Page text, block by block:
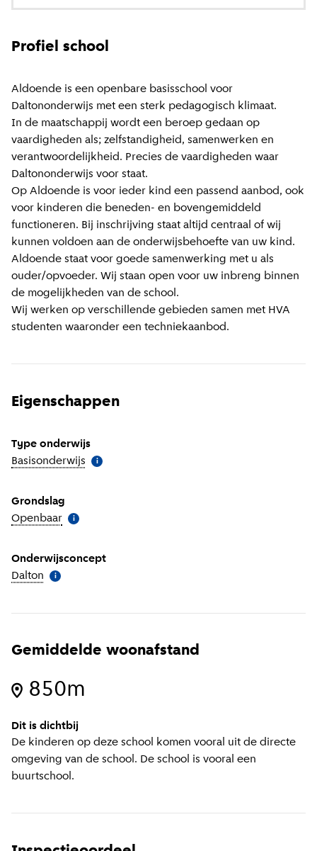
Profiel school
Aldoende is een openbare basisschool voor
Daltononderwijs met een sterk pedagogisch klimaat.
In de maatschappij wordt een beroep gedaan op
vaardigheden als; zelfstandigheid, samenwerken en
verantwoordelijkheid. Precies de vaardigheden waar
Daltononderwijs voor staat.
Op Aldoende is voor ieder kind een passend aanbod, ook
voor kinderen die beneden- en bovengemiddeld
functioneren. Bij inschrijving staat altijd centraal of wij
kunnen voldoen aan de onderwijsbehoefte van uw kind.
Aldoende staat voor goede samenwerking met u als
ouder/opvoeder. Wij staan open voor uw inbreng binnen
de mogelijkheden van de school.
Wij werken op verschillende gebieden samen met HVA
studenten waaronder een techniekaanbod.
Eigenschappen
Type onderwijs
Basisonderwijs Meer informatie
i
Grondslag
Openbaar Meer informatie
i
Onderwijsconcept
Dalton Meer informatie
i
Gemiddelde woonafstand
850m
Dit is dichtbij
De kinderen op deze school komen vooral uit de directe
omgeving van de school. De school is vooral een
buurtschool.